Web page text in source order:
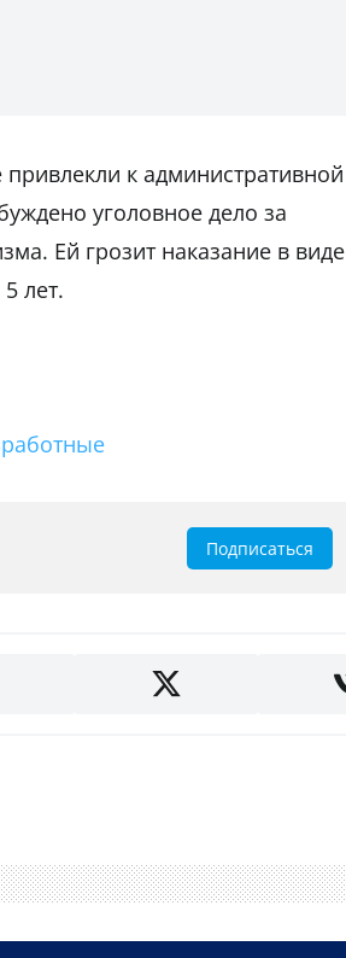
к административной
уголовное дело за
Ей грозит наказание в виде
лет.
Подписаться